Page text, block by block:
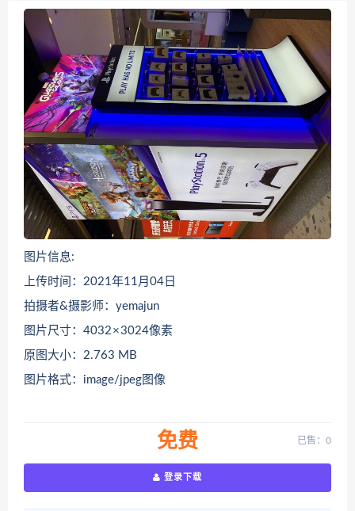
图片信息:
上传时间：2021年11月04日
拍摄者&摄影师：yemajun
图片尺寸：4032 × 3024像素
原图大小：2.763 MB
图片格式：image/jpeg图像
免费 已售：0
登录下载